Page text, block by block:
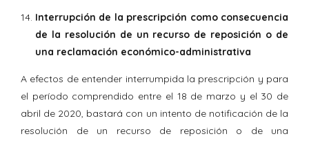
Interrupción de la prescripción como consecuencia
de la resolución de un recurso de reposición o de
una reclamación económico-administrativa
A efectos de entender interrumpida la prescripción y para
el período comprendido entre el 18 de marzo y el 30 de
abril de 2020, bastará con un intento de notificación de la
resolución de un recurso de reposición o de una